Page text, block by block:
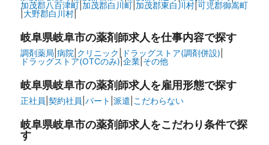
加茂郡八百津町| 加茂郡白川町| 加茂郡東白川村| 可児郡御嵩町
大野郡白川村|
岐阜県岐阜市の薬剤師求人を仕事内容で探す
調剤薬局 病院 クリニック ドラッグストア(調剤併設)
ドラッグストア(OTCのみ)| 企業| その他
岐阜県岐阜市の薬剤師求人を雇用形態で探す
正社員 契約社員 パート 派遣 こだわらない
岐阜県岐阜市の薬剤師求人をこだわり条件で探
す